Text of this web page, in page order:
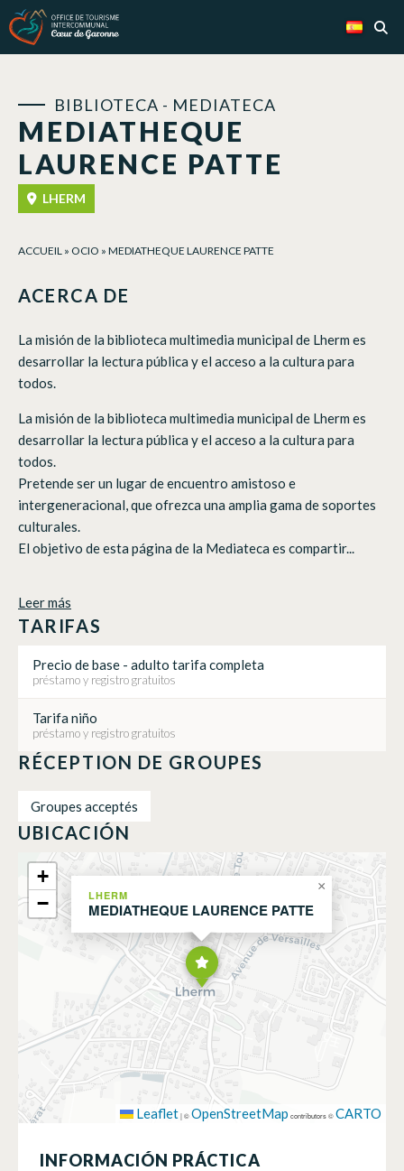
MEDIATHEQUE
LAURENCE PATTE
BIBLIOTECA - MEDIATECA
LHERM
ACCUEIL » OCIO » MEDIATHEQUE LAURENCE PATTE
ACERCA DE
La misión de la biblioteca multimedia municipal de Lherm es
desarrollar la lectura pública y el acceso a la cultura para
todos.
La misión de la biblioteca multimedia municipal de Lherm es
desarrollar la lectura pública y el acceso a la cultura para
todos.
Pretende ser un lugar de encuentro amistoso e
intergeneracional, que ofrezca una amplia gama de soportes
culturales.
El objetivo de esta página de la Mediateca es compartir...
Leer más
TARIFAS
Precio de base - adulto tarifa completa
préstamo y registro gratuitos
Tarifa niño
préstamo y registro gratuitos
RÉCEPTION DE GROUPES
Groupes acceptés
UBICACIÓN
LHERM
MEDIATHEQUE LAURENCE PATTE
×
+
−
Leaflet|©OpenStreetMap contributors ©CARTO
INFORMACIÓN PRÁCTICA
Panel de gestión de cookies